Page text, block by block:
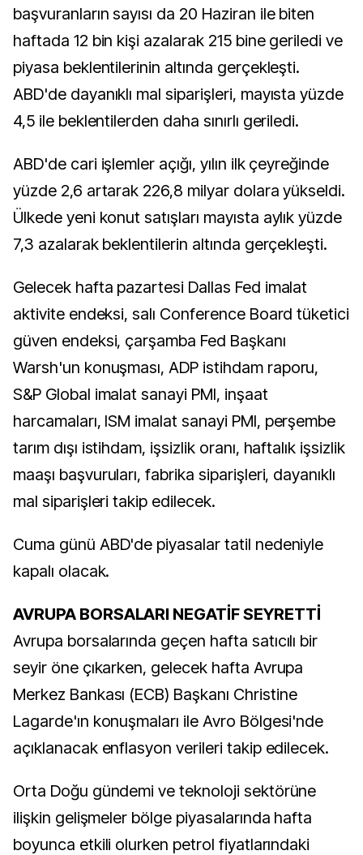
başvuranların sayısı da 20 Haziran ile biten
haftada 12 bin kişi azalarak 215 bine geriledi ve
piyasa beklentilerinin altında gerçekleşti.
ABD'de dayanıklı mal siparişleri, mayısta yüzde
4,5 ile beklentilerden daha sınırlı geriledi.
ABD'de cari işlemler açığı, yılın ilk çeyreğinde
yüzde 2,6 artarak 226,8 milyar dolara yükseldi.
Ülkede yeni konut satışları mayısta aylık yüzde
7,3 azalarak beklentilerin altında gerçekleşti.
Gelecek hafta pazartesi Dallas Fed imalat
aktivite endeksi, salı Conference Board tüketici
güven endeksi, çarşamba Fed Başkanı
Warsh'un konuşması, ADP istihdam raporu,
S&P Global imalat sanayi PMI, inşaat
harcamaları, ISM imalat sanayi PMI, perşembe
tarım dışı istihdam, işsizlik oranı, haftalık işsizlik
maaşı başvuruları, fabrika siparişleri, dayanıklı
mal siparişleri takip edilecek.
Cuma günü ABD'de piyasalar tatil nedeniyle
kapalı olacak.
AVRUPA BORSALARI NEGATİF SEYRETTİ
Avrupa borsalarında geçen hafta satıcılı bir
seyir öne çıkarken, gelecek hafta Avrupa
Merkez Bankası (ECB) Başkanı Christine
Lagarde'ın konuşmaları ile Avro Bölgesi'nde
açıklanacak enflasyon verileri takip edilecek.
Orta Doğu gündemi ve teknoloji sektörüne
ilişkin gelişmeler bölge piyasalarında hafta
boyunca etkili olurken petrol fiyatlarındaki